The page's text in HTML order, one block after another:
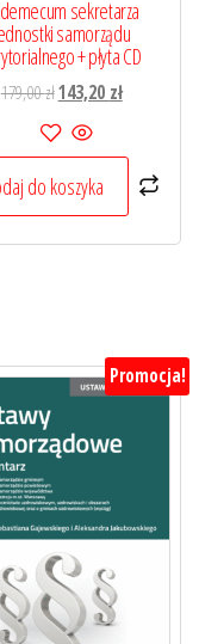
sekretarza
samorządu
+ płyta CD
179,00złPierwotna
cena
wynosiła:
179,00 zł.
143,20 złAktualna
143,20 zł.
do koszyka
Promocja!